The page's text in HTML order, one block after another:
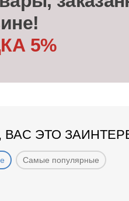
5%
ЭТО
Самые популярные